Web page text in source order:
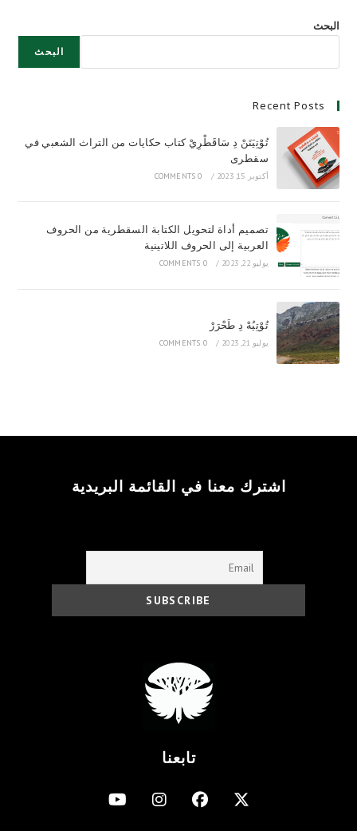
البحث
البحث
Recent Posts
تُوْتِيَتَنْ دِ سَاقَطْرِيْ كتاب حكايات من التراث الشعبي في
سقطرى
أكتوبر 15, 2023 /
0 COMMENTS
تصميم أداة لتحويل الكتابة السقطرية من الحروف
العربية إلى الحروف اللاتينية
يوليو 22, 2023 /
0 COMMENTS
تُوْتِيُهْ دِ طَحْرَرْ
يوليو 21, 2023 /
0 COMMENTS
اشترك معنا في القائمة البريدية
تابعنا